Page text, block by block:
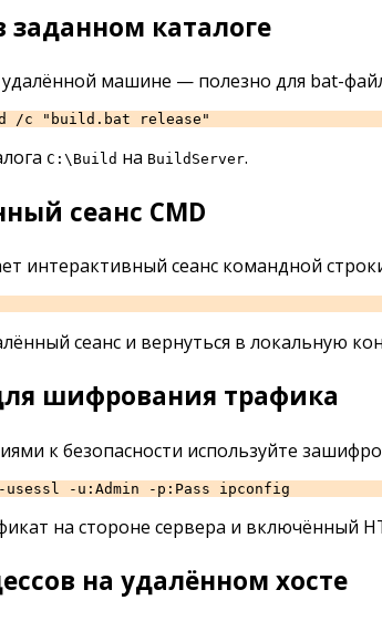
каталоге
удалённой машине — полезно для bat-
/c "build.bat release"
C:\Build на BuildServer.
сеанс CMD
интерактивный сеанс командной
сеанс и вернуться в локальную
шифрования трафика
к безопасности используйте
-u:Admin -p:Pass ipconfig
на стороне сервера и включённый
на удалённом хосте